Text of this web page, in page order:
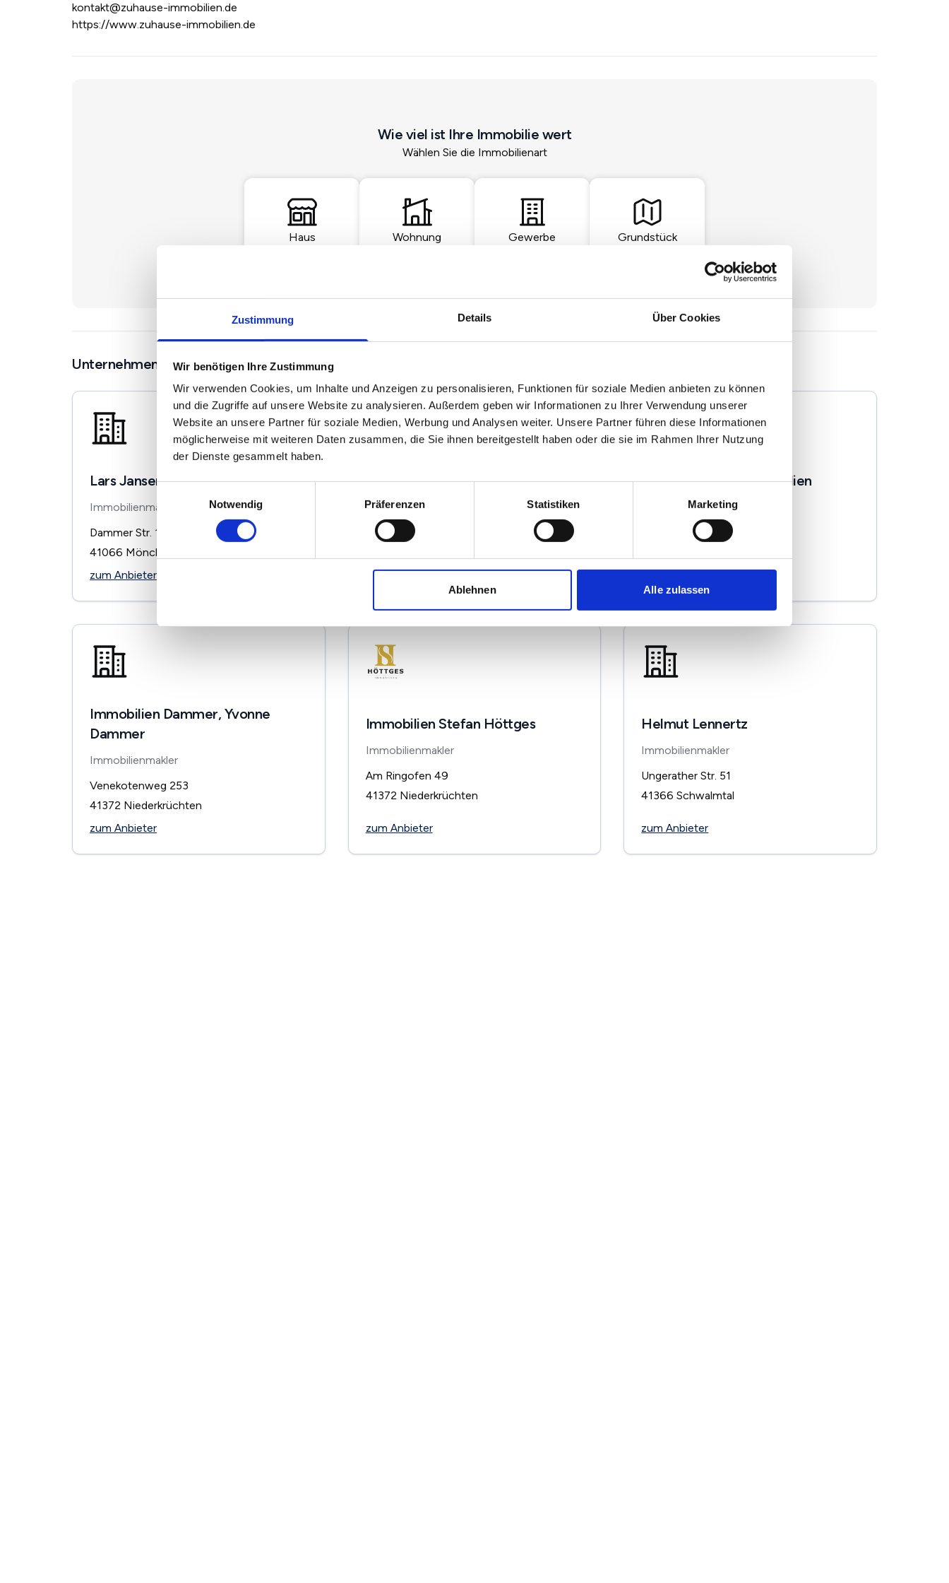
Zustimmung Details Über Cookies
Wir benötigen Ihre Zustimmung
Wir verwenden Cookies, um Inhalte und Anzeigen zu personalisieren, Funktionen für soziale Medien anbieten zu können
und die Zugriffe auf unsere Website zu analysieren. Außerdem geben wir Informationen zu Ihrer Verwendung unserer
Website an unsere Partner für soziale Medien, Werbung und Analysen weiter. Unsere Partner führen diese Informationen
möglicherweise mit weiteren Daten zusammen, die Sie ihnen bereitgestellt haben oder die sie im Rahmen Ihrer Nutzung
der Dienste gesammelt haben.
Einwilligungsauswahl
Notwendig
Präferenzen Statistiken Marketing
Ablehnen Alle zulassen
kontakt@zuhause-immobilien.de
https://www.zuhause-immobilien.de
Wie viel ist Ihre Immobilie wert
Wählen Sie die Immobilienart
Haus Wohnung Gewerbe Grundstück
Unternehmen in der Nähe
Lars Jansen - Immobilienmakler
Immobilienmakler
Dammer Str. 136-138
41066 Mönchengladbach
zum Anbieter
Astrid Bockau
Immobilienmakler
Am Wickrather Tor 17
zum Anbieter
Home Upgrade Immobilien
Immobilienmakler
Kapellenbruch 225
Immobilien Dammer, Yvonne
Dammer
Immobilienmakler
Venekotenweg 253
41372 Niederkrüchten
zum Anbieter
Immobilien Stefan Höttges
Immobilienmakler
Am Ringofen 49
41372 Niederkrüchten
zum Anbieter
Helmut Lennertz
Immobilienmakler
Ungerather Str. 51
41366 Schwalmtal
zum Anbieter